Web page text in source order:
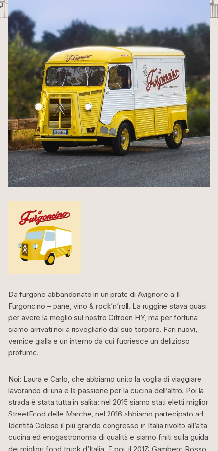
Da furgone abbandonato in un prato di Avignone a Il
Furgoncino – pane, vino & rock’n’roll. La ruggine stava quasi
per avere la meglio sul nostro Citroën HY, ma per fortuna
siamo arrivati noi a risvegliarlo dal suo torpore. Fari nuovi,
vernice gialla e un interno da cui fuoriesce un delizioso
profumo.
Noi: Laura e Carlo, che abbiamo unito la voglia di viaggiare
lavorando di una e la passione per la cucina dell’altro. Poi la
strada è stata tutta in salita: nel 2015 siamo stati eletti miglior
StreetFood delle Marche, nel 2016 abbiamo partecipato ad
Identità Golose il più grande congresso in Italia rivolto all’alta
cucina ed enogastronomia di qualità e siamo finiti sulla guida
dei migliori food truck d’Italia. E poi, il 2017: Gambero Rosso